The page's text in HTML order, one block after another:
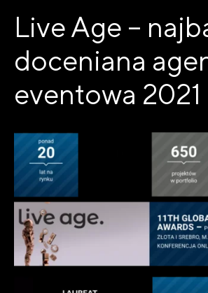
Live Age –
doceniana
eventowa 2021